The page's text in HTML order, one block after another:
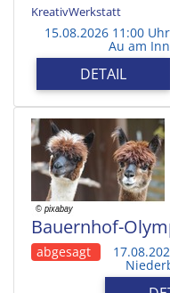
KreativWerkstatt
15.08.2026 11:00 Uhr
Au am Inn
DETAIL
Bauernhof-
abgesagt